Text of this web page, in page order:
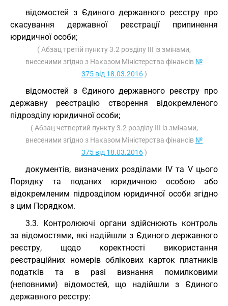
відомостей з Єдиного державного реєстру про
скасування державної реєстрації припинення
юридичної особи;
( Абзац третій пункту 3.2 розділу III із змінами,
внесеними згідно з Наказом Міністерства фінансів №
375 від 18.03.2016)
відомостей з Єдиного державного реєстру про
державну реєстрацію створення відокремленого
підрозділу юридичної особи;
( Абзац четвертий пункту 3.2 розділу III із змінами,
внесеними згідно з Наказом Міністерства фінансів №
375 від 18.03.2016)
документів, визначених розділами IV та V цього
Порядку та поданих юридичною особою або
відокремленим підрозділом юридичної особи згідно
з цим Порядком.
3.3. Контролюючі органи здійснюють контроль
за відомостями, які надійшли з Єдиного державного
реєстру, щодо коректності використання
реєстраційних номерів облікових карток платників
податків та в разі визнання помилковими
(неповними) відомостей, що надійшли з Єдиного
державного реєстру: